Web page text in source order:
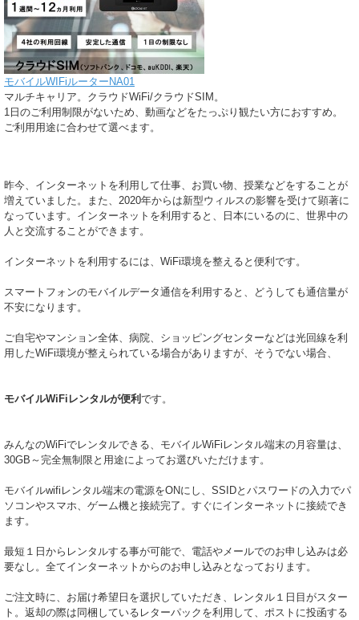
モバイルWIFiルーターNA01
マルチキャリア。クラウドWiFi/クラウドSIM。
1日のご利用制限がないため、動画などをたっぷり観たい方におすすめ。
ご利用用途に合わせて選べます。
昨今、インターネットを利用して仕事、お買い物、授業などをすることが
増えていました。また、2020年からは新型ウィルスの影響を受けて顕著に
なっています。インターネットを利用すると、日本にいるのに、世界中の
人と交流することができます。
インターネットを利用するには、WiFi環境を整えると便利です。
スマートフォンのモバイルデータ通信を利用すると、どうしても通信量が
不安になります。
ご自宅やマンション全体、病院、ショッピングセンターなどは光回線を利
用したWiFi環境が整えられている場合がありますが、そうでない場合、
モバイルWiFiレンタルが便利 です。
みんなのWiFiでレンタルできる、モバイルWiFiレンタル端末の月容量は、
30GB～完全無制限と用途によってお選びいただけます。
モバイルwifiレンタル端末の電源をONにし、SSIDとパスワードの入力でパ
ソコンやスマホ、ゲーム機と接続完了。すぐにインターネットに接続でき
ます。
最短１日からレンタルする事が可能で、電話やメールでのお申し込みは必
要なし。全てインターネットからのお申し込みとなっております。
ご注文時に、お届け希望日を選択していただき、レンタル１日目がスター
ト。返却の際は同梱しているレターパックを利用して、ポストに投函する